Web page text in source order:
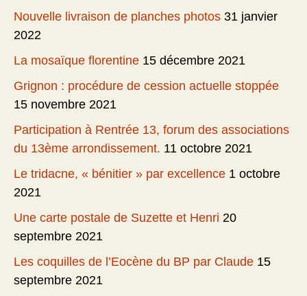
Nouvelle livraison de planches photos 31 janvier
2022
La mosaïque florentine 15 décembre 2021
Grignon : procédure de cession actuelle stoppée
15 novembre 2021
Participation à Rentrée 13, forum des associations
du 13ème arrondissement. 11 octobre 2021
Le tridacne, « bénitier » par excellence 1 octobre
2021
Une carte postale de Suzette et Henri 20
septembre 2021
Les coquilles de l’Eocène du BP par Claude 15
septembre 2021